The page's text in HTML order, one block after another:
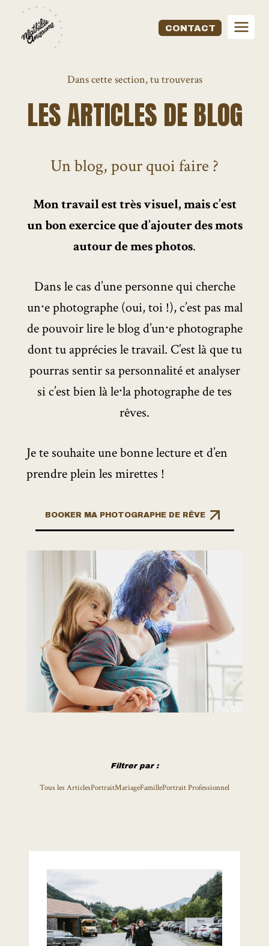
Aller
CONTACT
Dans cette section, tu trouveras
LES ARTICLES DE BLOG
Un blog, pour quoi faire ?
Mon travail est très visuel, mais c’est
un bon exercice que d’ajouter des mots
autour de mes photos.
Dans le cas d’une personne qui cherche
un⸱e photographe (oui, toi !), c’est pas mal
de pouvoir lire le blog d’un⸱e photographe
dont tu apprécies le travail. C’est là que tu
pourras sentir sa personnalité et analyser
si c’est bien là le⸱la photographe de tes
rêves.
Je te souhaite une bonne lecture et d’en
prendre plein les mirettes !
BOOKER MA PHOTOGRAPHE DE RÊVE
Filtrer par :
Tous les ArticlesPortraitMariageFamillePortrait Professionnel